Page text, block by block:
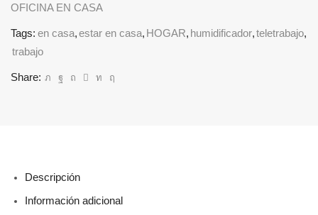
OFICINA EN CASA
Tags: en casa,estar en casa, HOGAR, humidificador,teletrabajo,
trabajo
Share:
Descripción
Información adicional